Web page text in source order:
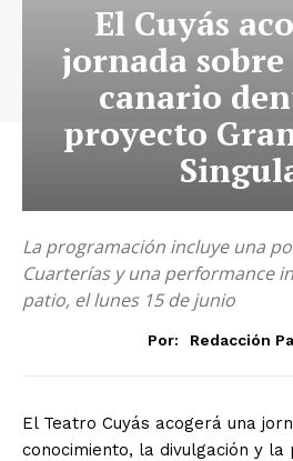
El Cuyás
jornada
canario
proyecto
La programación incluye una
Cuarterías y una performance
patio, el lunes 15 de junio
Por: Redacción
El Teatro Cuyás acogerá una
conocimiento, la divulgación y